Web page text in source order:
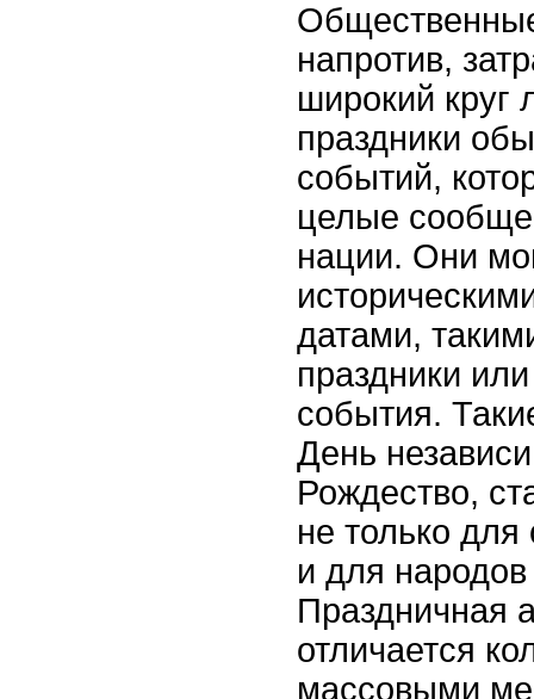
напротив,
широкий круг
праздники
событий,
целые
нации. Они
датами,
праздники
события.
День
Рождество,
не только
и для
Праздничная
отличается
массовыми